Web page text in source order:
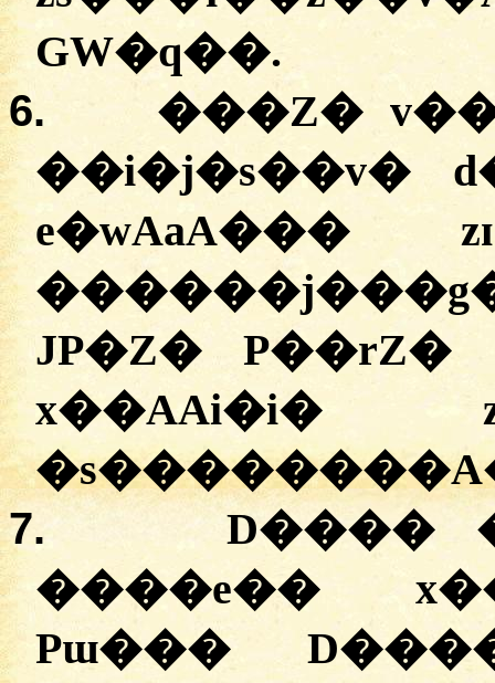
GW�q��.
6.
���Z�
��i�j�s��v�
e�wAaA���
JP�Z�
x��AAi�i�
7.
D����
����e��
Pɯ���